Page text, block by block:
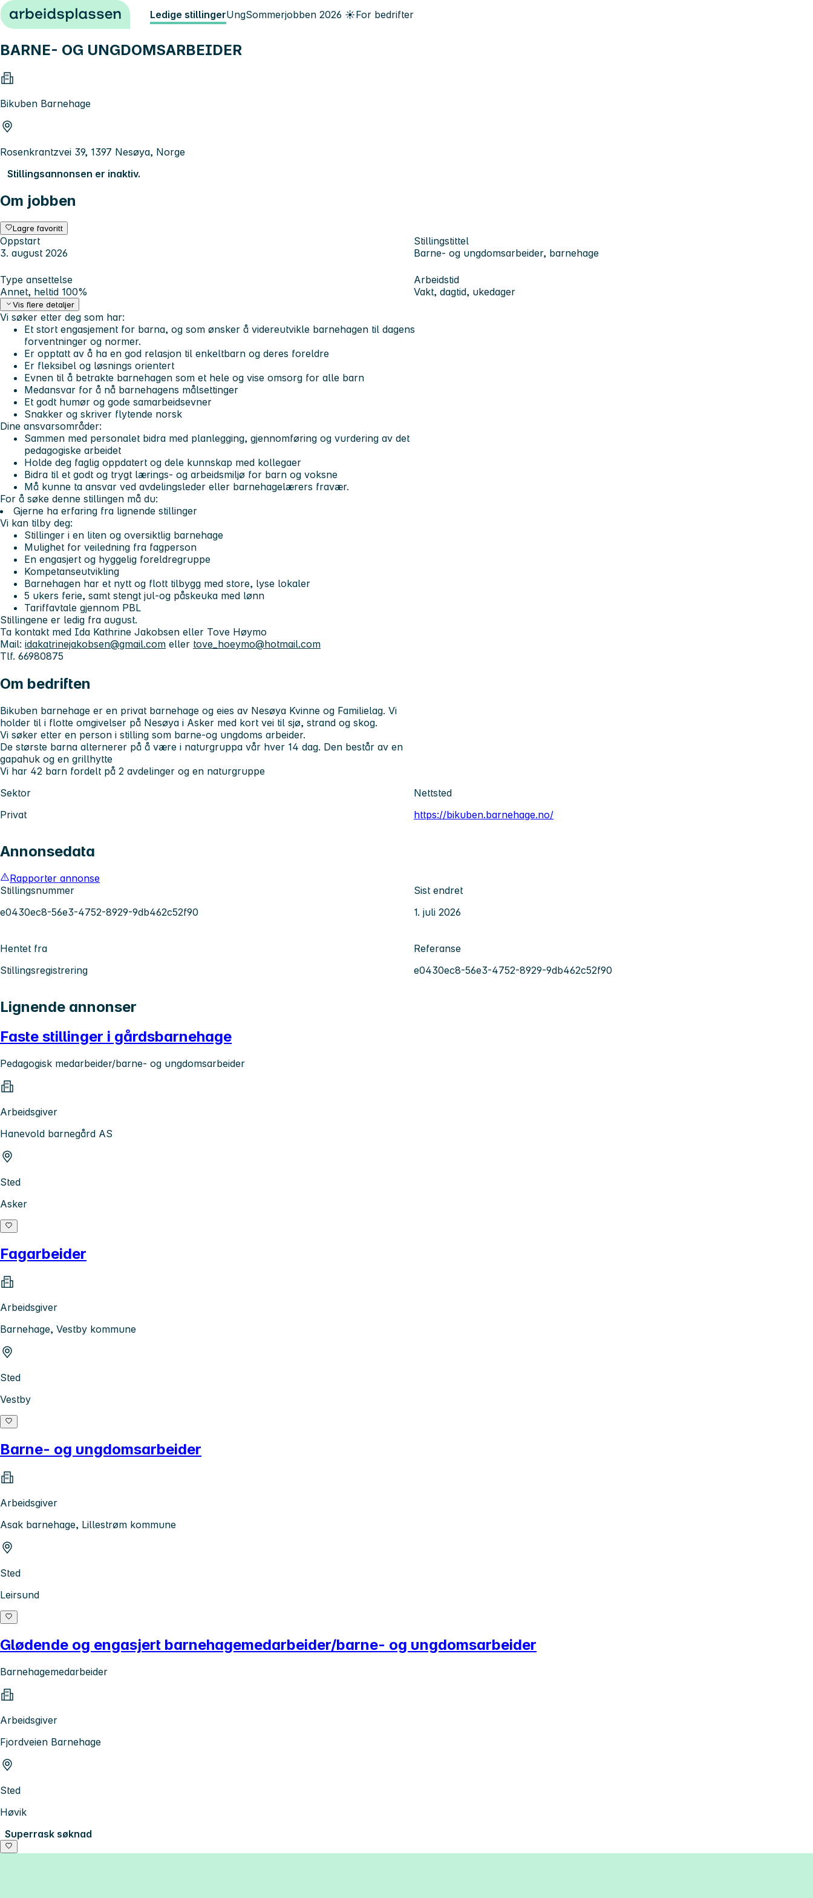
Hopp til innhold Ledige stillingerUngSommerjobben 2026 ☀️For bedrifter
BARNE- OG UNGDOMSARBEIDER
Bikuben Barnehage
Rosenkrantzvei 39, 1397 Nesøya, Norge
Stillingsannonsen er inaktiv.
Om jobben
Lagre favoritt
Oppstart
3. august 2026
Stillingstittel
Barne- og ungdomsarbeider, barnehage
Type ansettelse
Annet, heltid 100%
Arbeidstid
Vakt, dagtid, ukedager
Vis flere detaljer
Vi søker etter deg som har:
Et stort engasjement for barna, og som ønsker å videreutvikle barnehagen til dagens
forventninger og normer.
Er opptatt av å ha en god relasjon til enkeltbarn og deres foreldre
Er fleksibel og løsnings orientert
Evnen til å betrakte barnehagen som et hele og vise omsorg for alle barn
Medansvar for å nå barnehagens målsettinger
Et godt humør og gode samarbeidsevner
Snakker og skriver flytende norsk
Dine ansvarsområder:
Sammen med personalet bidra med planlegging, gjennomføring og vurdering av det
pedagogiske arbeidet
Holde deg faglig oppdatert og dele kunnskap med kollegaer
Bidra til et godt og trygt lærings- og arbeidsmiljø for barn og voksne
Må kunne ta ansvar ved avdelingsleder eller barnehagelærers fravær.
For å søke denne stillingen må du:
Gjerne ha erfaring fra lignende stillinger
Vi kan tilby deg:
Stillinger i en liten og oversiktlig barnehage
Mulighet for veiledning fra fagperson
En engasjert og hyggelig foreldregruppe
Kompetanseutvikling
Barnehagen har et nytt og flott tilbygg med store, lyse lokaler
5 ukers ferie, samt stengt jul-og påskeuka med lønn
Tariffavtale gjennom PBL
Stillingene er ledig fra august.
Ta kontakt med Ida Kathrine Jakobsen eller Tove Høymo
Mail: idakatrinejakobsen@gmail.com eller tove_hoeymo@hotmail.com
Tlf. 66980875
Om bedriften
Bikuben barnehage er en privat barnehage og eies av Nesøya Kvinne og Familielag. Vi
holder til i flotte omgivelser på Nesøya i Asker med kort vei til sjø, strand og skog.
Vi søker etter en person i stilling som barne-og ungdoms arbeider.
De største barna alternerer på å være i naturgruppa vår hver 14 dag. Den består av en
gapahuk og en grillhytte
Vi har 42 barn fordelt på 2 avdelinger og en naturgruppe
Sektor
Privat
Nettsted
https://bikuben.barnehage.no/
Annonsedata
Rapporter annonse
Stillingsnummer
e0430ec8-56e3-4752-8929-9db462c52f90
Sist endret
1. juli 2026
Hentet fra
Stillingsregistrering
Referanse
e0430ec8-56e3-4752-8929-9db462c52f90
Lignende annonser
Faste stillinger i gårdsbarnehage
Pedagogisk medarbeider/barne- og ungdomsarbeider
Arbeidsgiver
Hanevold barnegård AS
Sted
Asker
Fagarbeider
Arbeidsgiver
Barnehage, Vestby kommune
Sted
Vestby
Barne- og ungdomsarbeider
Arbeidsgiver
Asak barnehage, Lillestrøm kommune
Sted
Leirsund
Glødende og engasjert barnehagemedarbeider/barne- og ungdomsarbeider
Barnehagemedarbeider
Arbeidsgiver
Fjordveien Barnehage
Sted
Høvik
Superrask søknad